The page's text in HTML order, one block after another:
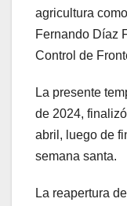
agricultura
Fernando Díaz
Control de
La presente
de 2024,
abril, luego de
semana santa.
La reapertura